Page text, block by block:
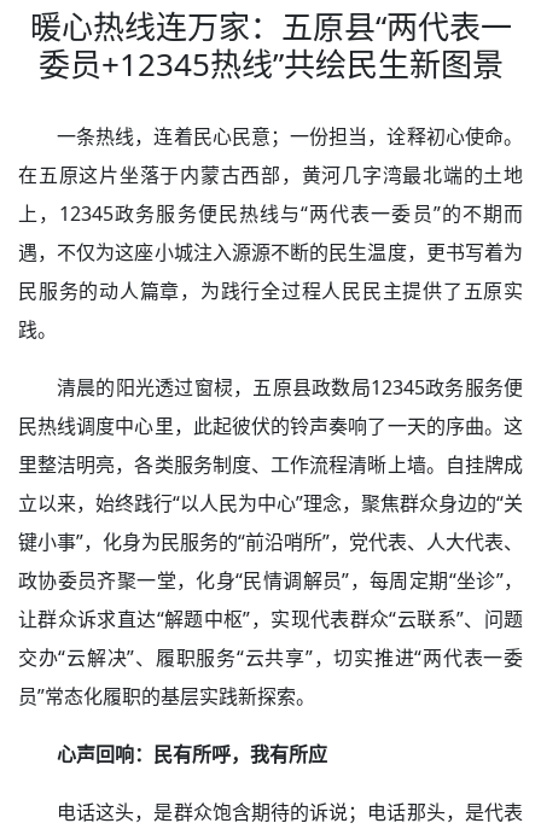
暖心热线连万家：五原县“两代表一
委员+12345热线”共绘民生新图景
一条热线，连着民心民意；一份担当，诠释初心使命。
在五原这片坐落于内蒙古西部，黄河几字湾最北端的土地
上， 12345政务服务便民热线与“两代表一委员”的不期而
遇，不仅为这座小城注入源源不断的民生温度，更书写着为
民服务的动人篇章，为践行全过程人民民主提供了五原实
践。
清晨的阳光透过窗棂，五原县政数局12345政务服务便
民热线调度中心里，此起彼伏的铃声奏响了一天的序曲。这
里整洁明亮，各类服务制度、工作流程清晰上墙。自挂牌成
立以来，始终践行“以人民为中心”理念，聚焦群众身边的“关
键小事”，化身为民服务的“前沿哨所”，党代表、人大代表、
政协委员齐聚一堂，化身“民情调解员”，每周定期“坐诊”，
让群众诉求直达“解题中枢”，实现代表群众“云联系”、问题
交办“云解决”、履职服务“云共享”，切实推进“两代表一委
员”常态化履职的基层实践新探索。
心声回响：民有所呼，我有所应
电话这头，是群众饱含期待的诉说；电话那头，是代表